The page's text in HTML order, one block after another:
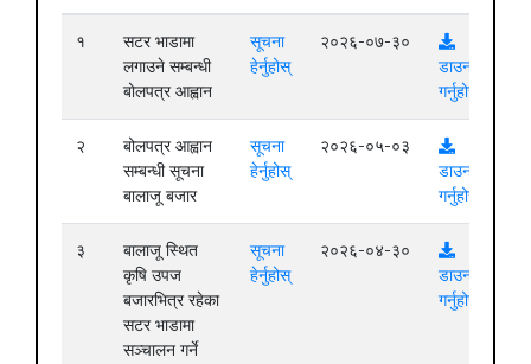
१
सटर भाडामा
लगाउने सम्बन्धी
बोलपत्र आह्वान
सूचना
हेर्नुहोस्
२०२६-०७-३०
डाउनलोड
गर्नुहोस्
२
बोलपत्र आह्वान
सम्बन्धी सूचना
बालाजू बजार
सूचना
हेर्नुहोस्
२०२६-०५-०३
डाउनलोड
गर्नुहोस्
३
बालाजू स्थित
कृषि उपज
बजारभित्र रहेका
सटर भाडामा
सञ्चालन गर्ने
सूचना
हेर्नुहोस्
२०२६-०४-३०
डाउनलोड
गर्नुहोस्